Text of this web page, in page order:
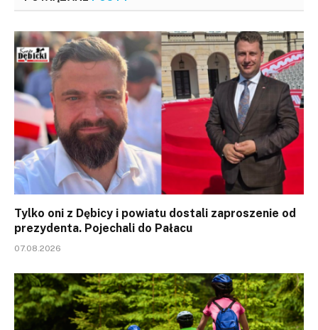
Tylko oni z Dębicy i powiatu dostali zaproszenie od
prezydenta. Pojechali do Pałacu
07.08.2026